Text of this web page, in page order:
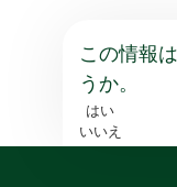
この情報
うか。
はい
いいえ